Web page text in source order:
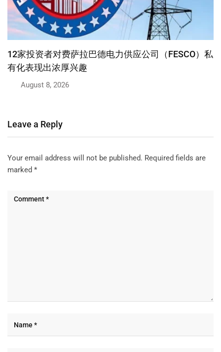
巴基斯坦与中国企业合作建设16条鞋类生产线
August 8, 2026
Leave a Reply
Your email address will not be published. Required fields are
marked *